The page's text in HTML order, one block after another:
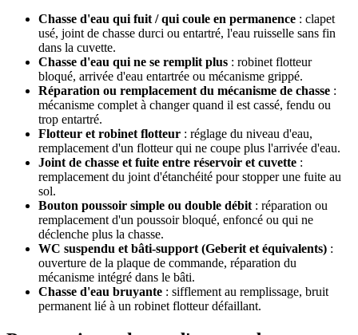
Chasse d'eau qui fuit / qui coule en permanence : clapet
usé, joint de chasse durci ou entartré, l'eau ruisselle sans fin
dans la cuvette.
Chasse d'eau qui ne se remplit plus : robinet flotteur
bloqué, arrivée d'eau entartrée ou mécanisme grippé.
Réparation ou remplacement du mécanisme de chasse :
mécanisme complet à changer quand il est cassé, fendu ou
trop entartré.
Flotteur et robinet flotteur : réglage du niveau d'eau,
remplacement d'un flotteur qui ne coupe plus l'arrivée d'eau.
Joint de chasse et fuite entre réservoir et cuvette :
remplacement du joint d'étanchéité pour stopper une fuite au
sol.
Bouton poussoir simple ou double débit : réparation ou
remplacement d'un poussoir bloqué, enfoncé ou qui ne
déclenche plus la chasse.
WC suspendu et bâti-support (Geberit et équivalents) :
ouverture de la plaque de commande, réparation du
mécanisme intégré dans le bâti.
Chasse d'eau bruyante : sifflement au remplissage, bruit
permanent lié à un robinet flotteur défaillant.